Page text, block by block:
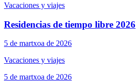
Vacaciones y viajes
Residencias de tiempo libre 2026
5 de martxoa de 2026
Vacaciones y viajes
5 de martxoa de 2026